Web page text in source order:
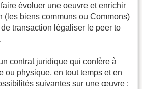
évoluer une oeuvre et enrichir
(les biens communs ou Commons)
transaction légaliser le peer to
contrat juridique qui confère à
ou physique, en tout temps et en
suivantes sur une œuvre :